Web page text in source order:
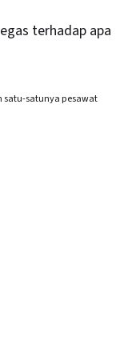
terhadap apa
satu-satunya pesawat